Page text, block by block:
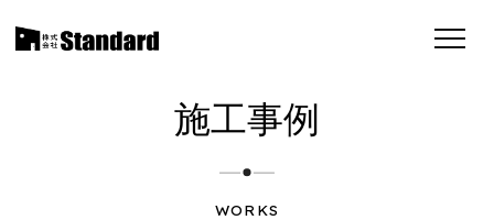
施工事例
WORKS